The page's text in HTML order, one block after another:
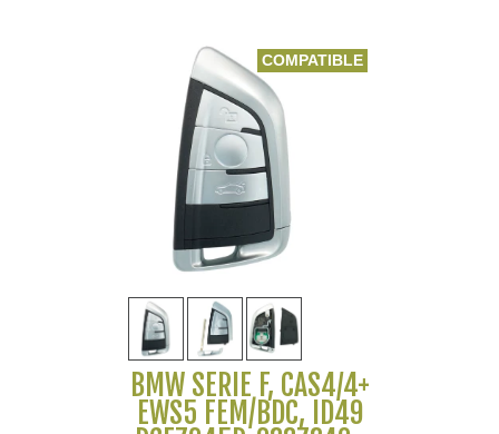
COMPATIBLE
BMW SERIE F, CAS4/4+
EWS5 FEM/BDC, ID49